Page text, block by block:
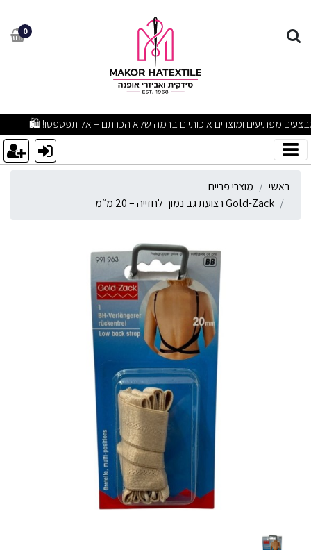
Gold-Zack רצועת גב נמוך לחזייה – 20 מ״מ 0
מבצעים מפתיעים ומוצרים איכותיים ברמה שלא הכרתם – אל
ראשי
מוצרי פריים
Gold-Zack רצועת גב נמוך לחזייה – 20 מ״מ